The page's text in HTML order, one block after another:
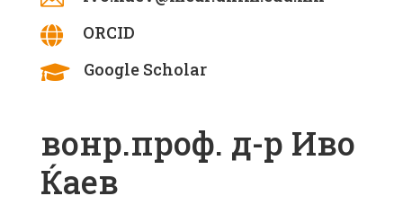
 ORCID
 Google Scholar
вонр.проф. д-р Иво
Ќаев